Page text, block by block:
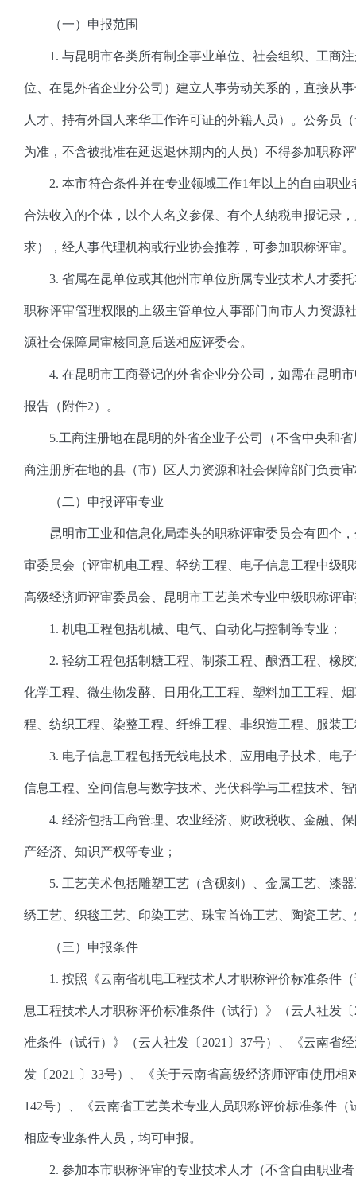
（一）申报范围
1. 与昆明市各类所有制企事业单位、社会组织、工商
位、在昆外省企业分公司）建立人事劳动关系的，直接从
人才、持有外国人来华工作许可证的外籍人员）。公务员
为准，不含被批准在延迟退休期内的人员）不得参加职称
2. 本市符合条件并在专业领域工作1年以上的自由职
合法收入的个体，以个人名义参保、有个人纳税申报记录
求），经人事代理机构或行业协会推荐，可参加职称评审。
3. 省属在昆单位或其他州市单位所属专业技术人才委
职称评审管理权限的上级主管单位人事部门向市人力资源
源社会保障局审核同意后送相应评委会。
4. 在昆明市工商登记的外省企业分公司，如需在昆明
报告（附件2）。
5.工商注册地在昆明的外省企业子公司（不含中央和
商注册所在地的县（市）区人力资源和社会保障部门负责
（二）申报评审专业
昆明市工业和信息化局牵头的职称评审委员会有四个
审委员会（评审机电工程、轻纺工程、电子信息工程中级
高级经济师评审委员会、昆明市工艺美术专业中级职称评
1. 机电工程包括机械、电气、自动化与控制等专业；
2. 轻纺工程包括制糖工程、制茶工程、酿酒工程、橡
化学工程、微生物发酵、日用化工工程、塑料加工工程、
程、纺织工程、染整工程、纤维工程、非织造工程、服装
3. 电子信息工程包括无线电技术、应用电子技术、电
信息工程、空间信息与数字技术、光伏科学与工程技术、
4. 经济包括工商管理、农业经济、财政税收、金融、
产经济、知识产权等专业；
5. 工艺美术包括雕塑工艺（含砚刻）、金属工艺、漆
绣工艺、织毯工艺、印染工艺、珠宝首饰工艺、陶瓷工艺
（三）申报条件
1. 按照《云南省机电工程技术人才职称评价标准条件
息工程技术人才职称评价标准条件（试行）》（云人社发
准条件（试行）》（云人社发〔2021〕37号）、《云南省
发〔2021 〕33号）、《关于云南省高级经济师评审使用
142号）、《云南省工艺美术专业人员职称评价标准条件
相应专业条件人员，均可申报。
2. 参加本市职称评审的专业技术人才（不含自由职业